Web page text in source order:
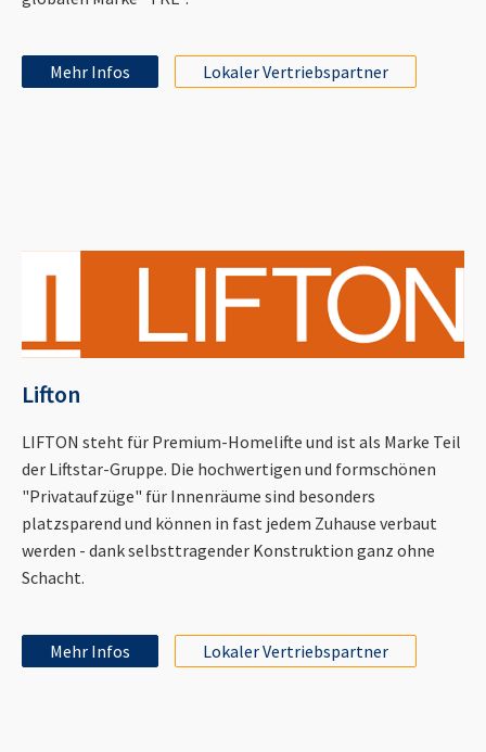
Mehr Infos Lokaler Vertriebspartner
Lifton
LIFTON steht für Premium-Homelifte und ist als Marke Teil
der Liftstar-Gruppe. Die hochwertigen und formschönen
"Privataufzüge" für Innenräume sind besonders
platzsparend und können in fast jedem Zuhause verbaut
werden - dank selbsttragender Konstruktion ganz ohne
Schacht.
Mehr Infos Lokaler Vertriebspartner